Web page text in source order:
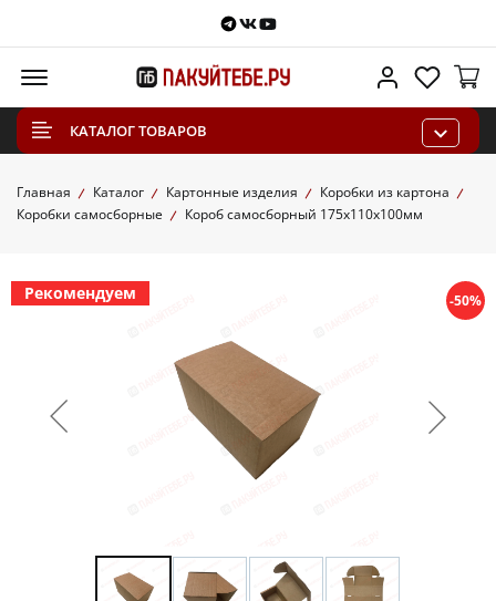
Telegram
VKontakte
Youtube
Личный
КАТАЛОГ ТОВАРОВ
Главная Каталог Картонные изделия
Коробки из картона
Коробки самосборные
Короб самосборный 175х110х100мм
Рекомендуем -50%